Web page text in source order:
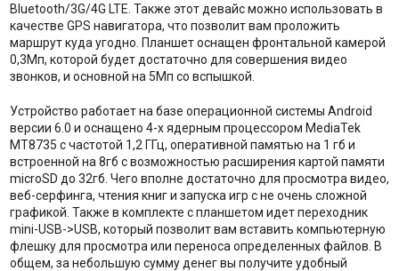
Bluetooth/3G/4G LTE. Также этот девайс можно использовать в
качестве GPS навигатора, что позволит вам проложить
маршрут куда угодно. Планшет оснащен фронтальной камерой
0,3Мп, которой будет достаточно для совершения видео
звонков, и основной на 5Мп со вспышкой.
Устройство работает на базе операционной системы Android
версии 6.0 и оснащено 4-х ядерным процессором MediaTek
MT8735 с частотой 1,2 ГГц, оперативной памятью на 1 гб и
встроенной на 8гб с возможностью расширения картой памяти
microSD до 32гб. Чего вполне достаточно для просмотра видео,
веб-серфинга, чтения книг и запуска игр с не очень сложной
графикой. Также в комплекте с планшетом идет переходник
mini-USB->USB, который позволит вам вставить компьютерную
флешку для просмотра или переноса определенных файлов. В
общем, за небольшую сумму денег вы получите удобный